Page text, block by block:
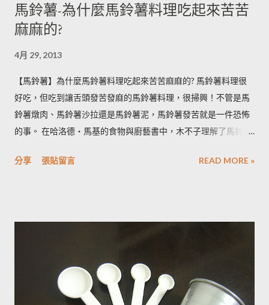
馬鈴薯-為什麼馬鈴薯料理吃起來苦苦
麻麻的?
4月 29, 2013
【馬鈴薯】為什麼馬鈴薯料理吃起來苦苦麻麻的? 馬鈴薯料理很
好吃，但吃到讓舌頭發苦發麻的馬鈴薯料理，很掃興！不管是馬
鈴薯燉肉、馬鈴薯沙拉還是馬鈴薯泥，馬鈴薯發苦就是一件恐怖
的事。 在哈洛德‧馬基的食物與廚藝書中，木不子理解了馬鈴薯
房知識！ ◆ 馬鈴薯有苦味正常嗎？ 正常。馬鈴薯以含有大量茄
含量超標的跡象。 此外在壓力環境下生長與光線曝曬環境，都可
能引起生物鹼含量倍增，甚至到正常量(每100公克馬鈴薯含2~15
毫克生物鹼)的三倍。 (書中提到的壓力環境下生長，木不子不是
分享 張貼留言 READ MORE »